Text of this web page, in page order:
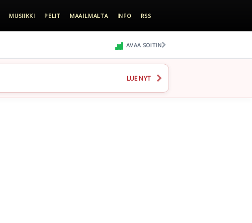
MUSIIKKI PELIT MAAILMALTA INFO RSS
AVAA SOITIN
LUE NYT